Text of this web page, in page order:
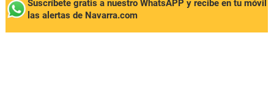
Suscríbete gratis a nuestro WhatsAPP y recibe en tu móvil
las alertas de Navarra.com